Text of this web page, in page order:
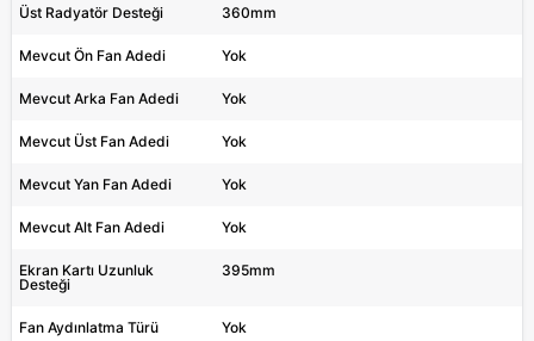
Üst Radyatör Desteği 360mm
Mevcut Ön Fan Adedi Yok
Mevcut Arka Fan Adedi Yok
Mevcut Üst Fan Adedi Yok
Mevcut Yan Fan Adedi Yok
Mevcut Alt Fan Adedi Yok
Ekran Kartı Uzunluk
Desteği
395mm
Fan Aydınlatma Türü Yok